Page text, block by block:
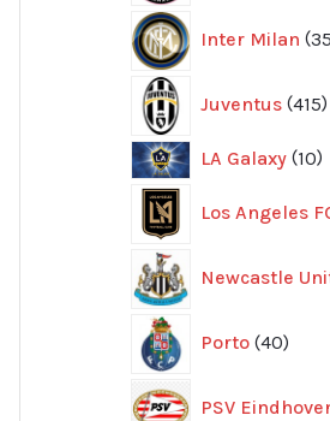
Inter Milan
Juventus 415
LA Galaxy 1010
Los Angeles
Newcastle
Porto 40
PSV